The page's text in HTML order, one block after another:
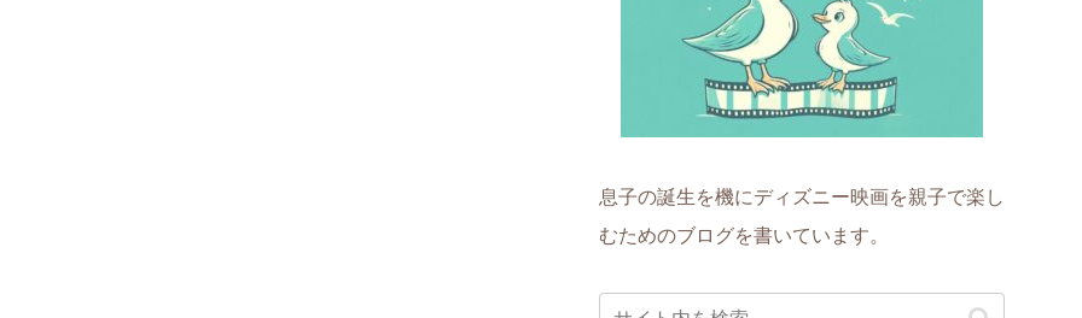
息子の誕生を機にディズニー映画を親子で楽し
むためのブログを書いています。